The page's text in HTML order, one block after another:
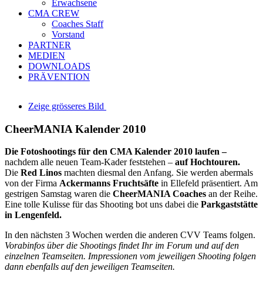
Erwachsene
CMA CREW
Coaches Staff
Vorstand
PARTNER
MEDIEN
DOWNLOADS
PRÄVENTION
Zeige grösseres Bild
CheerMANIA Kalender 2010
Die Fotoshootings für den CMA Kalender 2010 laufen –
nachdem alle neuen Team-Kader feststehen – auf Hochtouren.
Die Red Linos machten diesmal den Anfang. Sie werden abermals
von der Firma Ackermanns Fruchtsäfte in Ellefeld präsentiert. Am
gestrigen Samstag waren die CheerMANIA Coaches an der Reihe.
Eine tolle Kulisse für das Shooting bot uns dabei die Parkgaststätte
in Lengenfeld.
In den nächsten 3 Wochen werden die anderen CVV Teams folgen.
Vorabinfos über die Shootings findet Ihr im Forum und auf den
einzelnen Teamseiten. Impressionen vom jeweiligen Shooting folgen
dann ebenfalls auf den jeweiligen Teamseiten.